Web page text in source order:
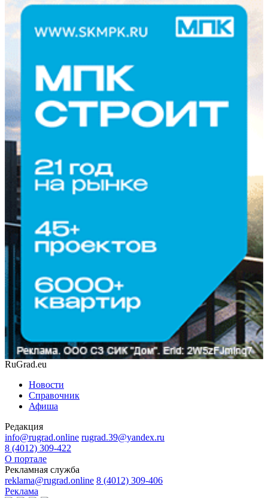
RuGrad.eu
Новости
Справочник
Афиша
Редакция
info@rugrad.online rugrad.39@yandex.ru
8 (4012) 309-422
О портале
Рекламная служба
reklama@rugrad.online 8 (4012) 309-406
Реклама